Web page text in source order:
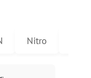
Nitro